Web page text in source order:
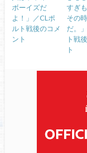
ボーイズだ
よ！」／CLポ
ルト戦後のコメ
ント
すぎ
その
だ。
ト戦
ト